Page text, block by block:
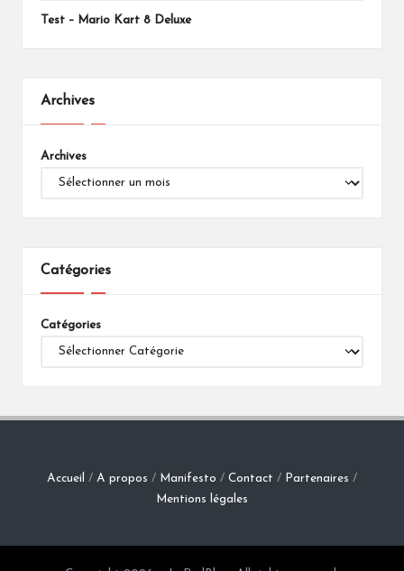
Test – Mario Kart 8 Deluxe
Archives
Archives
Catégories
Catégories
Accueil / A propos / Manifesto / Contact / Partenaires /
Mentions légales